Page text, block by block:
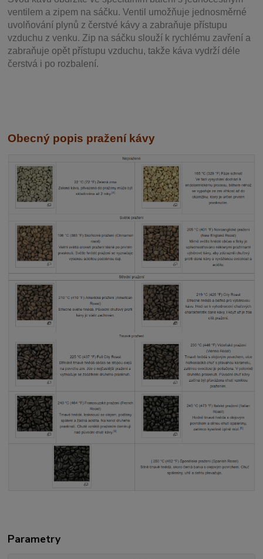
ventilem a zipem na sáčku. Ventil umožňuje jednosměrné
uvolňování plynů z čerstvé kávy a zabraňuje přístupu
vzduchu z venku. Zip na sáčku slouží k rychlému zavření a
zabraňuje opět přístupu vzduchu, takže káva vydrží déle
čerstvá i po rozbalení.
Obecný popis pražení kávy
Parametry